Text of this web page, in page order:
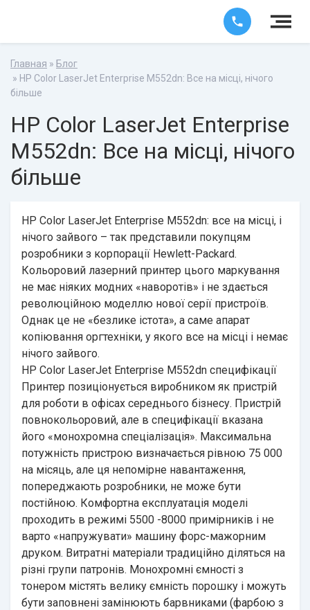
Главная » Блог
» HP Color LaserJet Enterprise M552dn: Все на місці, нічого
більше
HP Color LaserJet Enterprise
M552dn: Все на місці, нічого
більше
HP Color LaserJet Enterprise M552dn: все на місці, і
нічого зайвого – так представили покупцям
розробники з корпорації Hewlett-Packard.
Кольоровий лазерний принтер цього маркування
не має ніяких модних «наворотів» і не здається
революційною моделлю нової серії пристроїв.
Однак це не «безлике істота», а саме апарат
копіювання оргтехніки, у якого все на місці і немає
нічого зайвого.
HP Color LaserJet Enterprise M552dn специфікації
Принтер позиціонується виробником як пристрій
для роботи в офісах середнього бізнесу. Пристрій
повнокольоровий, але в специфікації вказана
його «монохромна спеціалізація». Максимальна
потужність пристрою визначається рівною 75 000
на місяць, але ця непомірне навантаження,
попереджають розробники, не може бути
постійною. Комфортна експлуатація моделі
проходить в режимі 5500 -8000 примірників і не
варто «напружувати» машину форс-мажорним
друком. Витратні матеріали традиційно діляться на
різні групи патронів. Монохромні ємності з
тонером містять велику ємність порошку і можуть
бути заповнені замінюють барвниками (фарбою з